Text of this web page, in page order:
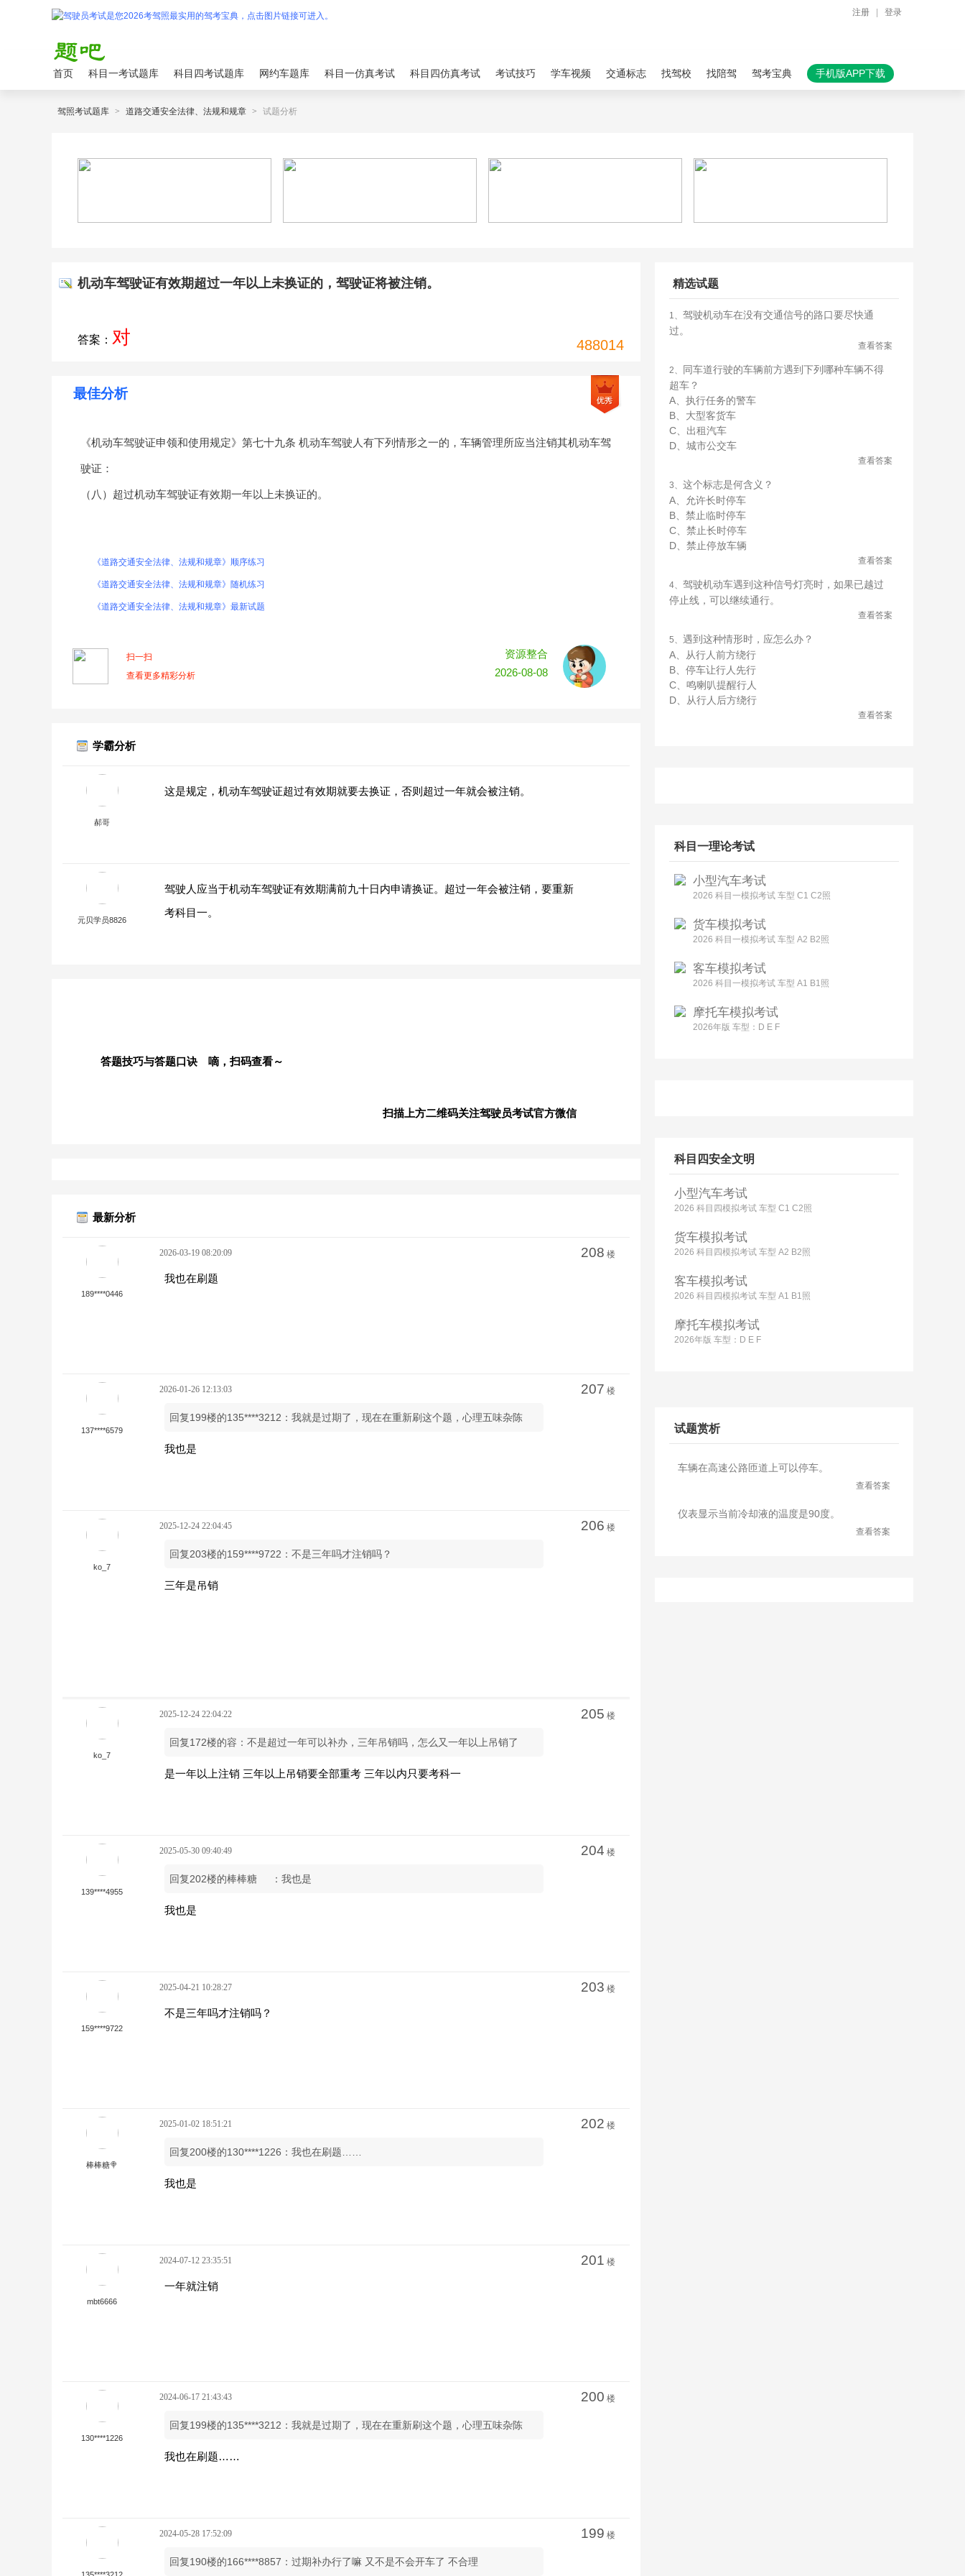
注册 登录
首页 科目一考试题库 科目四考试题库 网约车题库 科目一仿真考试 科目四仿真考试 考试技巧 学车视频 交通标志 找驾校 找陪驾 驾考宝典 手机版APP下载
驾照考试题库 > 道路交通安全法律、法规和规章 > 试题分析
机动车驾驶证有效期超过一年以上未换证的，驾驶证将被注销。
答案： 对 488014
最佳分析
《机动车驾驶证申领和使用规定》第七十九条 机动车驾驶人有下列情形之一的，车辆管理所应当注销其机动车驾
驶证：
（八）超过机动车驾驶证有效期一年以上未换证的。
《道路交通安全法律、法规和规章》顺序练习
《道路交通安全法律、法规和规章》随机练习
《道路交通安全法律、法规和规章》最新试题
扫一扫
查看更多精彩分析
资源整合
2026-08-08
学霸分析
郝哥
这是规定，机动车驾驶证超过有效期就要去换证，否则超过一年就会被注销。
元贝学员8826
驾驶人应当于机动车驾驶证有效期满前九十日内申请换证。超过一年会被注销，要重新
考科目一。
答题技巧与答题口诀 嘀，扫码查看～
扫描上方二维码关注驾驶员考试官方微信
最新分析
189****0446
2026-03-19 08:20:09 208 楼
我也在刷题
137****6579
2026-01-26 12:13:03 207 楼
回复199楼的135****3212：我就是过期了，现在在重新刷这个题，心理五味杂陈
我也是
ko_7
2025-12-24 22:04:45 206 楼
回复203楼的159****9722：不是三年吗才注销吗？
三年是吊销
ko_7
2025-12-24 22:04:22 205 楼
回复172楼的容：不是超过一年可以补办，三年吊销吗，怎么又一年以上吊销了
是一年以上注销 三年以上吊销要全部重考 三年以内只要考科一
139****4955
2025-05-30 09:40:49 204 楼
回复202楼的棒棒糖 ：我也是
我也是
159****9722
2025-04-21 10:28:27 203 楼
不是三年吗才注销吗？
棒棒糖🍭
2025-01-02 18:51:21 202 楼
回复200楼的130****1226：我也在刷题……
我也是
mbt6666
2024-07-12 23:35:51 201 楼
一年就注销
130****1226
2024-06-17 21:43:43 200 楼
回复199楼的135****3212：我就是过期了，现在在重新刷这个题，心理五味杂陈
我也在刷题……
2024-05-28 17:52:09 199 楼
回复190楼的166****8857：过期补办行了嘛 又不是不会开车了 不合理
精选试题
1、 驾驶机动车在没有交通信号的路口要尽快通
过。
查看答案
2、
同车道行驶的车辆前方遇到下列哪种车辆不得
超车？
A、执行任务的警车
B、大型客货车
C、出租汽车
D、城市公交车
查看答案
3、 这个标志是何含义？
A、允许长时停车
B、禁止临时停车
C、禁止长时停车
D、禁止停放车辆
查看答案
4、 驾驶机动车遇到这种信号灯亮时，如果已越过
停止线，可以继续通行。
查看答案
5、 遇到这种情形时，应怎么办？
A、从行人前方绕行
B、停车让行人先行
C、鸣喇叭提醒行人
D、从行人后方绕行
查看答案
科目一理论考试
小型汽车考试
2026 科目一模拟考试 车型 C1 C2照
货车模拟考试
2026 科目一模拟考试 车型 A2 B2照
客车模拟考试
2026 科目一模拟考试 车型 A1 B1照
摩托车模拟考试
2026年版 车型：D E F
科目四安全文明
小型汽车考试
2026 科目四模拟考试 车型 C1 C2照
货车模拟考试
2026 科目四模拟考试 车型 A2 B2照
客车模拟考试
2026 科目四模拟考试 车型 A1 B1照
摩托车模拟考试
2026年版 车型：D E F
试题赏析
车辆在高速公路匝道上可以停车。
查看答案
仪表显示当前冷却液的温度是90度。
查看答案